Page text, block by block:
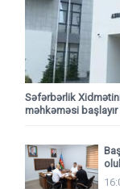
Səfərbərlik
məhkəməsi başlayır